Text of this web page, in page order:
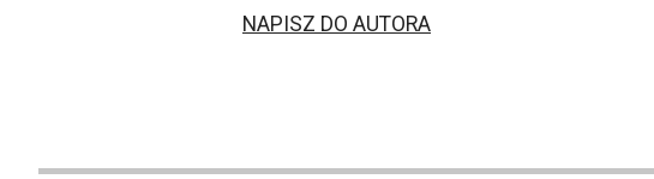
NAPISZ DO AUTORA